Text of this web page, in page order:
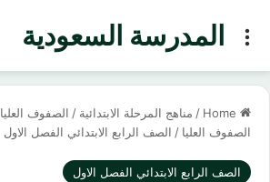
المدرسة السعوديةMenu
/ مناهج المرحلة الابتدائية / الصفوف العليا
الصفوف العليا / الصف الرابع الابتدائي الفصل الاول
الصف الرابع الابتدائي الفصل الاول